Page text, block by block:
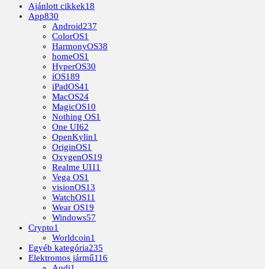
Ajánlott cikkek18
App830
Android237
ColorOS1
HarmonyOS38
homeOS1
HyperOS30
iOS189
iPadOS41
MacOS24
MagicOS10
Nothing OS1
One UI62
OpenKylin1
OriginOS1
OxygenOS19
Realme UI11
Vega OS1
visionOS13
WatchOS11
Wear OS19
Windows57
Crypto1
Worldcoin1
Egyéb kategória235
Elektromos jármű116